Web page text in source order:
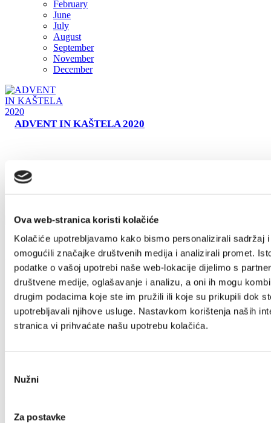
Ova web-stranica koristi kolačiće
Kolačiće upotrebljavamo kako bismo personalizirali sadržaj
omogućili značajke društvenih medija i analizirali promet.
podatke o vašoj upotrebi naše web-lokacije dijelimo s
društvene medije, oglašavanje i analizu, a oni ih mogu
drugim podacima koje ste im pružili ili koje su prikupili dok
upotrebljavali njihove usluge. Nastavkom korištenja naših
stranica vi prihvaćate našu upotrebu kolačića.
pristanka
Nužni
Za postavke
Safe in Dalmatia
en
+385 21 227 933
Villa Nika, Kamberovo šetalište 30,
February
June
July
August
September
November
December
ADVENT IN KAŠTELA 2020
Villa Nika, Kamberovo šetalište 30
21216 Kaštel Stari, Hrvatska
+385 21 227 933 info@kastela-info.hr